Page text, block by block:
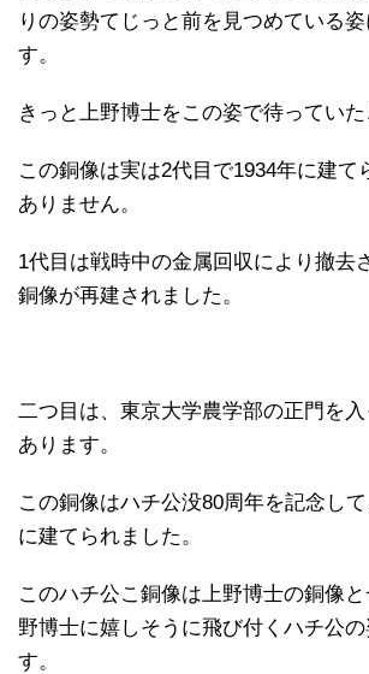
りの姿勢てじっと前を見つめている
す。
きっと上野博士をこの姿で待っていた
この銅像は実は2代目で1934年に建て
ありません。
1代目は戦時中の金属回収により撤去
銅像が再建されました。
二つ目は、東京大学農学部の正門を
あります。
この銅像はハチ公没80周年を記念し
に建てられました。
このハチ公こ銅像は上野博士の銅像
野博士に嬉しそうに飛び付くハチ公の
す。